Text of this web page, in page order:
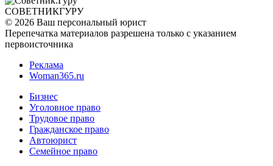
СОВЕТНИКГУРУ
© 2026 Ваш персональный юрист
Перепечатка материалов разрешена только с указанием
первоисточника
Реклама
Woman365.ru
Бизнес
Уголовное право
Трудовое право
Гражданское право
Автоюрист
Семейное право